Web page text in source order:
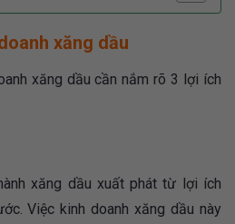
xăng dầu
xăng dầu cần nắm rõ 3 lợi ích
xăng dầu xuất phát từ lợi ích
Việc kinh doanh xăng dầu này